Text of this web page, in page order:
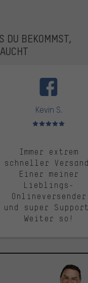
DU BEKOMMST,
Kevin S.
Bewertungen: 5 von 5
Immer extrem
schneller
Einer meiner
Lieblings-
Onlineversender
und super
Weiter so!